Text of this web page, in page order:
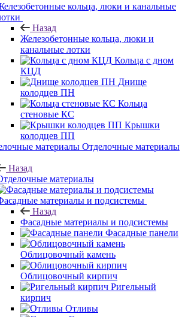
кольца, люки и канальные
Назад
Железобетонные кольца, люки и
канальные лотки
Кольца с дном
КЦД
Днище
колодцев ПН
Кольца
стеновые КС
Крышки
колодцев ПП
Отделочные материалы
Назад
материалы
материалы и подсистемы
Назад
Фасадные материалы и подсистемы
Фасадные панели
Облицовочный камень
Облицовочный кирпич
Ригельный
кирпич
Отливы